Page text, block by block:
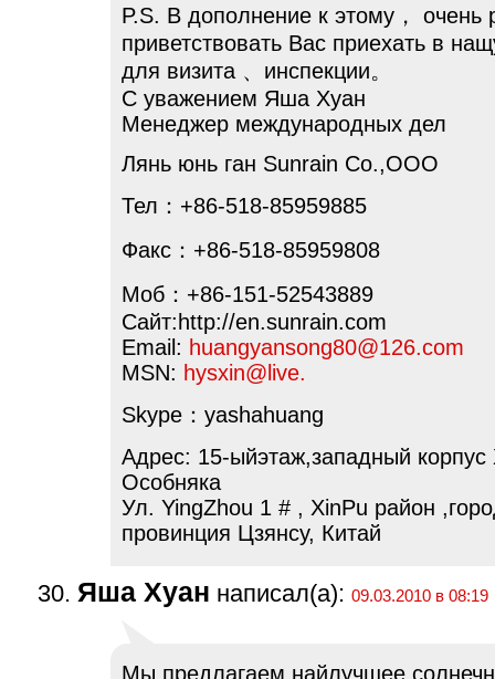
P.S. В дополнение к этому， очень
приветствовать Вас приехать в
для визита 、инспекции。
С уважением Яша Хуан
Менеджер международных дел
Лянь юнь ган Sunrain Co.,OOO
Тел：+86-518-85959885
Факс：+86-518-85959808
Моб：+86-151-52543889
Сайт:http://en.sunrain.com
Email: huangyansong80@126.com
MSN: hysxin@live.
Skype：yashahuang
Адрес: 15-ыйэтаж,западный корпус
Особняка
Ул. YingZhou 1 # , XinPu район
провинция Цзянсу, Китай
Яша Хуан написал(а): 09.03.2010 в 08:19
Мы предлагаем найлучшее